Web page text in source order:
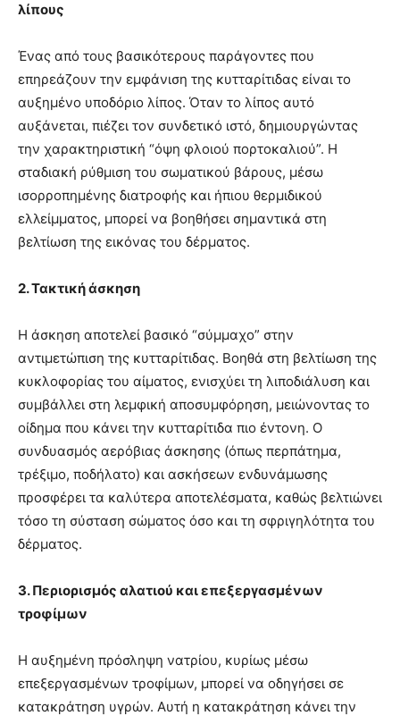
λίπους
Ένας από τους βασικότερους παράγοντες που
επηρεάζουν την εμφάνιση της κυτταρίτιδας είναι το
αυξημένο υποδόριο λίπος. Όταν το λίπος αυτό
αυξάνεται, πιέζει τον συνδετικό ιστό, δημιουργώντας
την χαρακτηριστική “όψη φλοιού πορτοκαλιού”. Η
σταδιακή ρύθμιση του σωματικού βάρους, μέσω
ισορροπημένης διατροφής και ήπιου θερμιδικού
ελλείμματος, μπορεί να βοηθήσει σημαντικά στη
βελτίωση της εικόνας του δέρματος.
2. Τακτική άσκηση
Η άσκηση αποτελεί βασικό “σύμμαχο” στην
αντιμετώπιση της κυτταρίτιδας. Βοηθά στη βελτίωση της
κυκλοφορίας του αίματος, ενισχύει τη λιποδιάλυση και
συμβάλλει στη λεμφική αποσυμφόρηση, μειώνοντας το
οίδημα που κάνει την κυτταρίτιδα πιο έντονη. Ο
συνδυασμός αερόβιας άσκησης (όπως περπάτημα,
τρέξιμο, ποδήλατο) και ασκήσεων ενδυνάμωσης
προσφέρει τα καλύτερα αποτελέσματα, καθώς βελτιώνει
τόσο τη σύσταση σώματος όσο και τη σφριγηλότητα του
δέρματος.
3. Περιορισμός αλατιού και επεξεργασμένων
τροφίμων
Η αυξημένη πρόσληψη νατρίου, κυρίως μέσω
επεξεργασμένων τροφίμων, μπορεί να οδηγήσει σε
κατακράτηση υγρών. Αυτή η κατακράτηση κάνει την